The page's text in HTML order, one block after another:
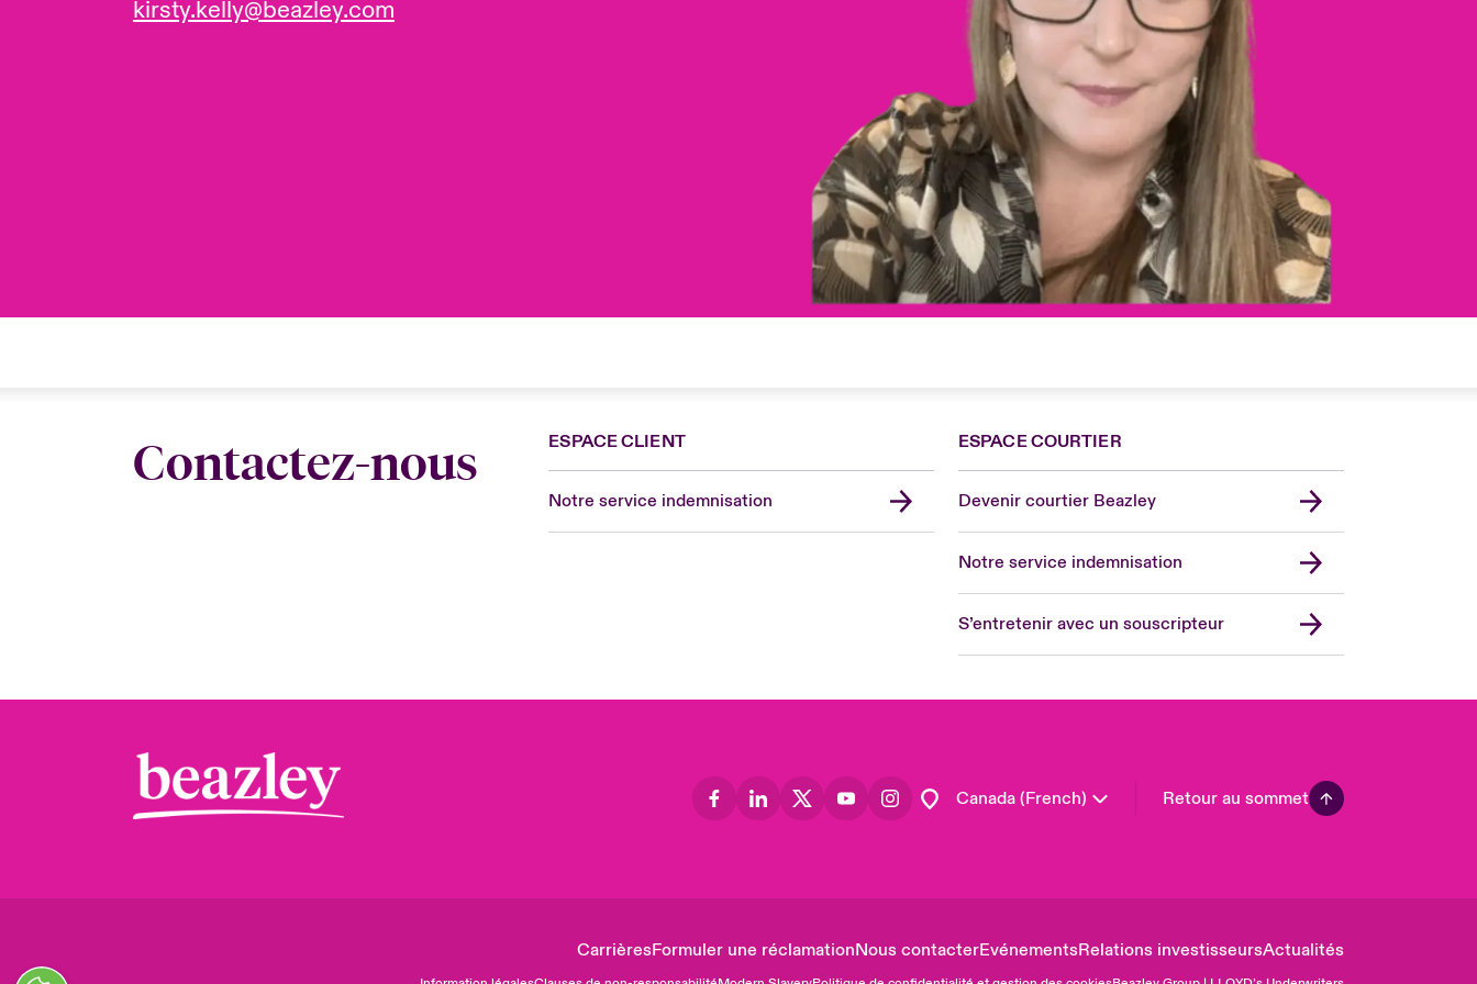
kirsty.kelly@beazley.com
Contactez-nous ESPACE CLIENT
Notre service indemnisation
ESPACE COURTIER
Devenir courtier Beazley
Notre service indemnisation
S’entretenir avec un souscripteur
Canada (French)
Canada (English)
Germany
London Market
Retour au sommet
CarrièresFormuler une réclamationNous contacterEvénementsRelations investisseursActualités